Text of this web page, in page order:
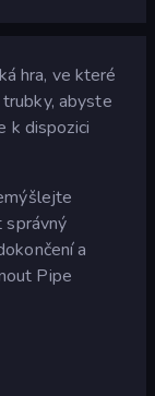
hra, ve které
abyste
k dispozici
správný
a
Pipe